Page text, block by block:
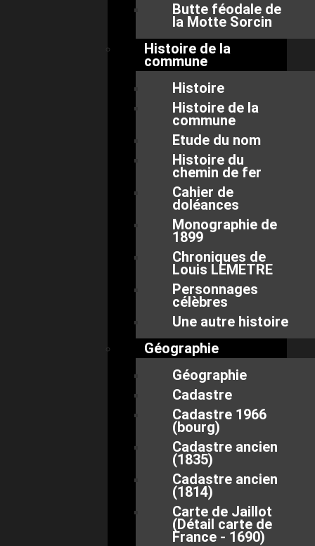
Butte féodale de
la Motte Sorcin
Histoire de la
commune
Histoire
Histoire de la
commune
Etude du nom
Histoire du
chemin de fer
Cahier de
doléances
Monographie de
1899
Chroniques de
Louis LEMETRE
Personnages
célèbres
Une autre histoire
Géographie
Géographie
Cadastre
Cadastre 1966
(bourg)
Cadastre ancien
(1835)
Cadastre ancien
(1814)
Carte de Jaillot
(Détail carte de
France - 1690)